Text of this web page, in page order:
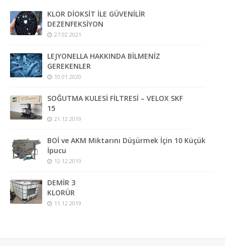
KLOR DİOKSİT İLE GÜVENİLİR
DEZENFEKSİYON
27.02.2021
LEJYONELLA HAKKINDA BİLMENİZ
GEREKENLER
10.01.2020
SOĞUTMA KULESİ FİLTRESİ – VELOX SKF
15
21.12.2019
BOİ ve AKM Miktarını Düşürmek İçin 10 Küçük
İpucu
12.12.2019
DEMİR 3
KLORÜR
11.12.2019